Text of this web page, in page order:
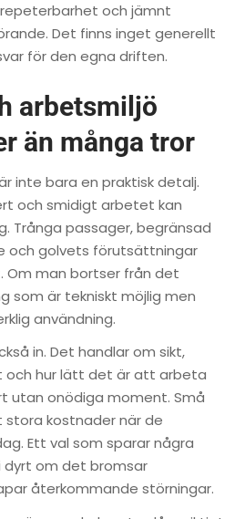
och jämnt
Det finns inget generellt
för den egna driften.
arbetsmiljö
än många tror
inte bara en praktisk detalj.
och smidigt arbetet kan
Trånga passager, begränsad
och golvets förutsättningar
Om man bortser från det
som är tekniskt möjlig men
användning.
in. Det handlar om sikt,
och hur lätt det är att arbeta
utan onödiga moment. Små
stora kostnader när de
Ett val som sparar några
dyrt om det bromsar
återkommande störningar.